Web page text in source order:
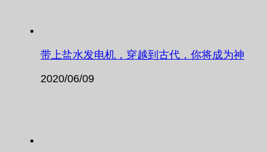
带上盐水发电机，穿越到古代，你将成为神
2020/06/09